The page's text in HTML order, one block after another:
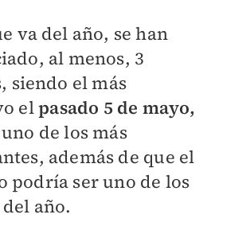
va del año, se han
al menos, 3
siendo el más
elpasado 5 de mayo,
de los más
además de que el
podría ser uno de los
año.